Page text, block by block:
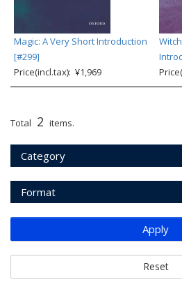
Magic: A Very Short Introduction
[#299]
Price(incl.tax): ¥1,969
Total 2 items.
Category
Format
Apply
Reset